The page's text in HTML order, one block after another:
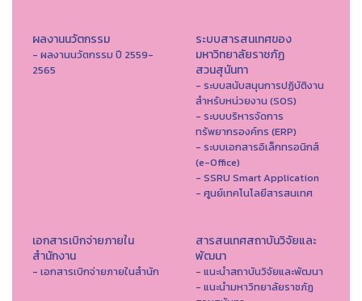
ผลงานนวัตกรรม
- ผลงานนวัตกรรม ปี 2559-
2565
ระบบสารสนเทศของ
มหาวิทยาลัยราชภัฏ
สวนสุนันทา
- ระบบสนับสนุนการปฏิบัติงาน
สำหรับหน่วยงาน (SOS)
- ระบบบริหารจัดการ
ทรัพยากรองค์กร (ERP)
- ระบบเอกสารอิเล็กทรอนิกส์
(e-Office)
- SSRU Smart Application
- ศูนย์เทคโนโลยีสารสนเทศ
เอกสารเบิกจ่ายภายใน
สำนักงาน
- เอกสารเบิกจ่ายภายในสำนัก
สารสนเทศสถาบันวิจัยและ
พัฒนา
- แนะนำสถาบันวิจัยและพัฒนา
- แนะนำมหาวิทยาลัยราชภัฏ